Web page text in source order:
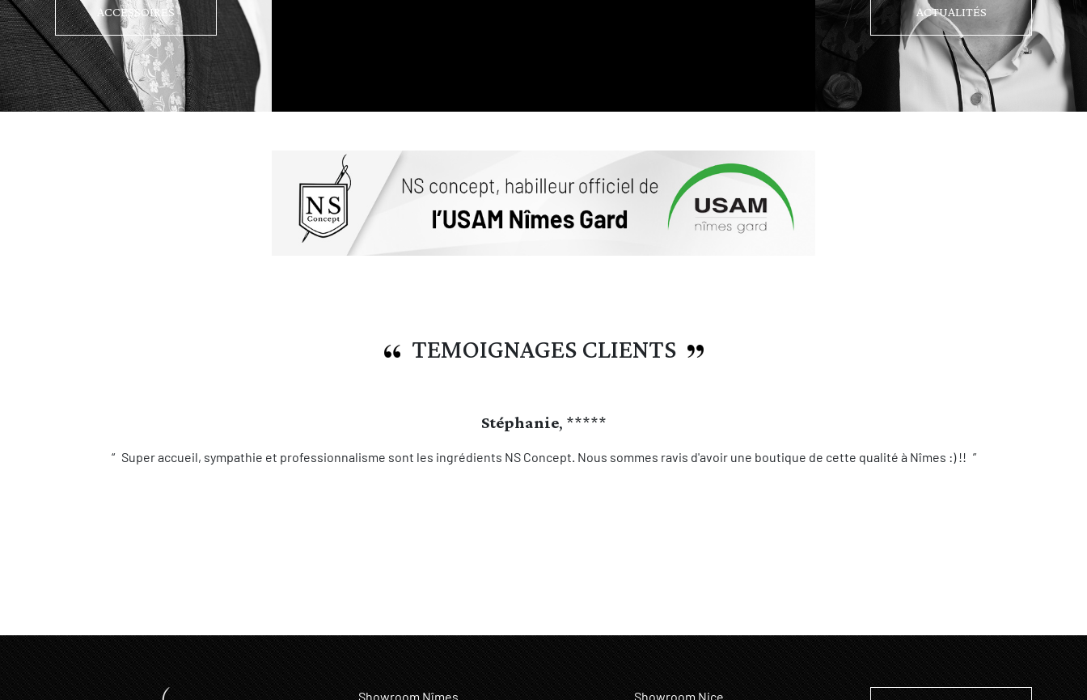
ACCESSOIRES ACTUALITÉS
TEMOIGNAGES CLIENTS
Stéphanie, *****
Super accueil, sympathie et professionnalisme sont les ingrédients NS Concept. Nous sommes ravis d'avoir une boutique de cette qualité à Nîmes :) !!
Showroom Nîmes Showroom Nice